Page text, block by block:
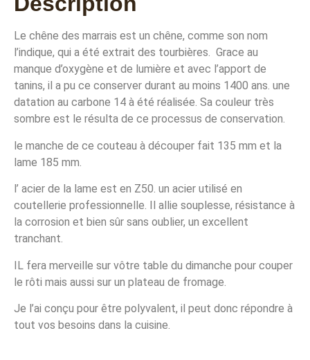
Le chêne des marrais est un chêne, comme son nom
l’indique, qui a été extrait des tourbières. Grace au
manque d’oxygène et de lumière et avec l’apport de
tanins, il a pu ce conserver durant au moins 1400 ans. une
datation au carbone 14 à été réalisée. Sa couleur très
sombre est le résulta de ce processus de conservation.
le manche de ce couteau à découper fait 135 mm et la
lame 185 mm.
l’ acier de la lame est en Z50. un acier utilisé en
coutellerie professionnelle. Il allie souplesse, résistance à
la corrosion et bien sûr sans oublier, un excellent
tranchant.
IL fera merveille sur vôtre table du dimanche pour couper
le rôti mais aussi sur un plateau de fromage.
Je l’ai conçu pour être polyvalent, il peut donc répondre à
tout vos besoins dans la cuisine.